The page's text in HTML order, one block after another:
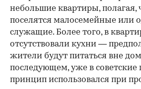
небольшие квартиры, полагая,
поселятся малосемейные или
служащие. Более того, в
отсутствовали кухни —
жители будут питаться вне
последующем, уже в советские
принцип использовался при